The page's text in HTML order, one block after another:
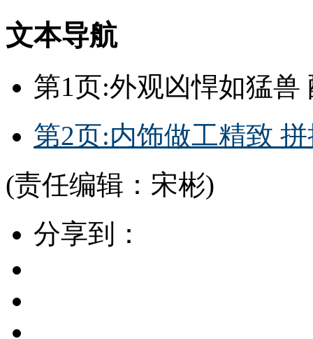
文本导航
第1页:外观凶悍如猛兽
第2页:内饰做工精致
(责任编辑：宋彬)
分享到：